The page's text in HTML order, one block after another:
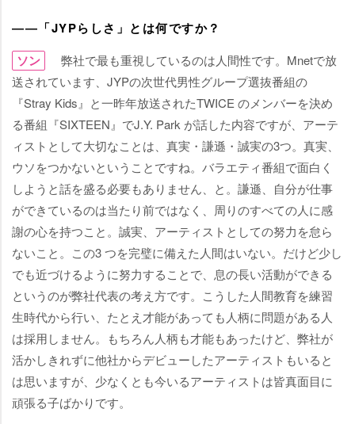
――「JYPらしさ」とは何ですか？
ソン
弊社で最も重視しているのは人間性です。Mnetで放
送されています、JYPの次世代男性グループ選抜番組の
『Stray Kids』と一昨年放送されたTWICE のメンバーを決め
る番組『SIXTEEN』でJ.Y. Park が話した内容ですが、アーテ
ィストとして大切なことは、真実・謙遜・誠実の3つ。真実、
ウソをつかないということですね。バラエティ番組で面白く
しようと話を盛る必要もありません、と。謙遜、自分が仕事
ができているのは当たり前ではなく、周りのすべての人に感
謝の心を持つこと。誠実、アーティストとしての努力を怠ら
ないこと。この3 つを完璧に備えた人間はいない。だけど少し
でも近づけるように努力することで、息の長い活動ができる
というのが弊社代表の考え方です。こうした人間教育を練習
生時代から行い、たとえ才能があっても人柄に問題がある人
は採用しません。もちろん人柄も才能もあったけど、弊社が
活かしきれずに他社からデビューしたアーティストもいると
は思いますが、少なくとも今いるアーティストは皆真面目に
頑張る子ばかりです。